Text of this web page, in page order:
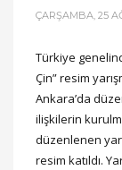
ÇARŞAMBA, 25
Türkiye
Çin” resim
Ankara’da
ilişkilerin
düzenlenen
resim katıldı.